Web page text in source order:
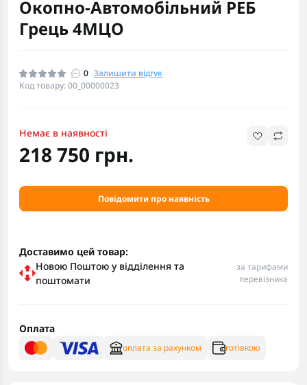
Окопно-Автомобільний РЕБ
Грець 4МЦО
0 Залишити відгук
Код товару: 00_00000023
Немає в наявності
218 750 грн.
Повідомити про наявність
Доставимо цей товар:
Новою Поштою у відділення та
поштомати
за тарифами
перевізника
Оплата
оплата за рахунком готівкою